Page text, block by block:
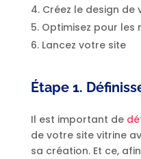
Créez le design de
Optimisez pour les
Lancez votre site
Étape 1.
Il est important de
de votre site vitrine
sa création. Et ce,